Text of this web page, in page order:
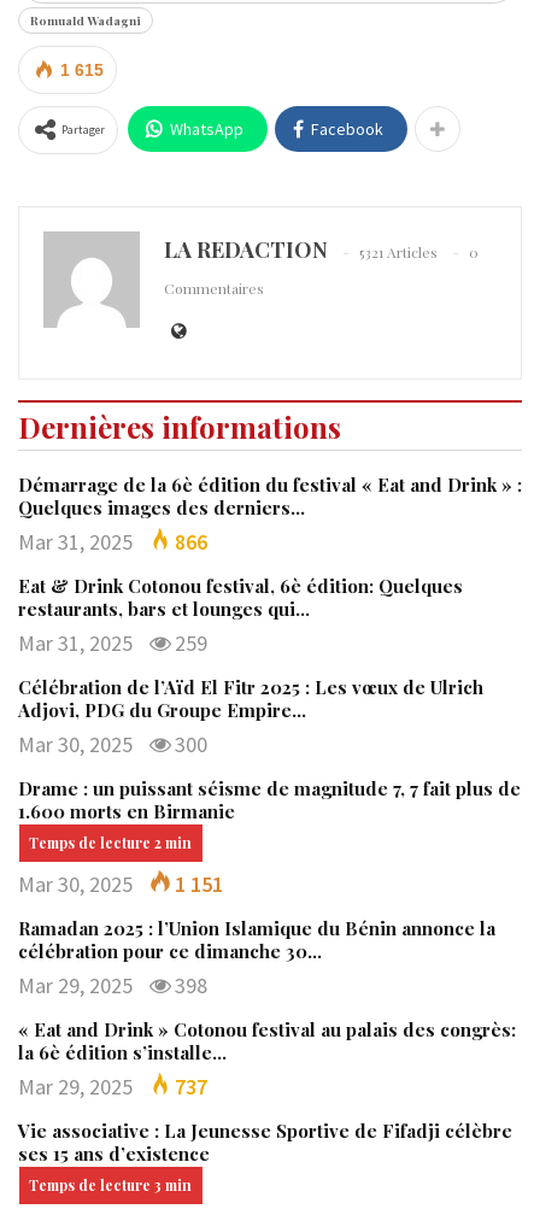
Romuald Wadagni
1 615
Partager WhatsApp Facebook
LA REDACTION 5321 Articles
0
Commentaires
Dernières informations
Démarrage de la 6è édition du festival « Eat and Drink » :
Quelques images des derniers…
Mar 31, 2025 866
Eat & Drink Cotonou festival, 6è édition: Quelques
restaurants, bars et lounges qui…
Mar 31, 2025 259
Célébration de l’Aïd El Fitr 2025 : Les vœux de Ulrich
Adjovi, PDG du Groupe Empire…
Mar 30, 2025 300
Drame : un puissant séisme de magnitude 7, 7 fait plus de
1.600 morts en Birmanie
Mar 30, 2025 1 151
Ramadan 2025 : l’Union Islamique du Bénin annonce la
célébration pour ce dimanche 30…
Mar 29, 2025 398
« Eat and Drink » Cotonou festival au palais des congrès:
la 6è édition s’installe…
Mar 29, 2025 737
Vie associative : La Jeunesse Sportive de Fifadji célèbre
ses 15 ans d’existence